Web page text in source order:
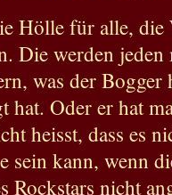
Hölle für alle,
Die werden jeden
was der Bogger
hat. Oder er hat
heisst, dass es
sein kann, wenn
Rockstars nicht